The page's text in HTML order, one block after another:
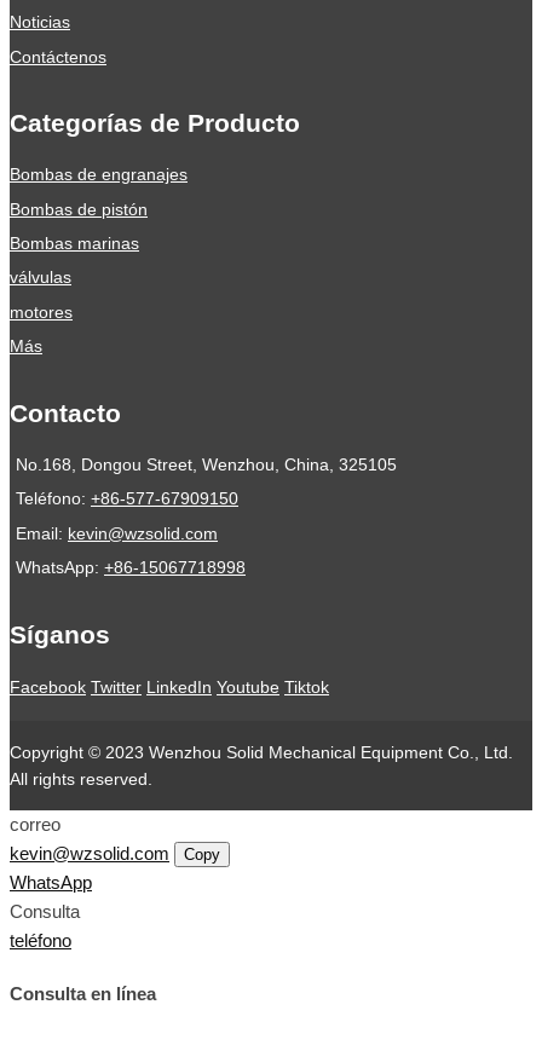
Noticias
Contáctenos
Categorías de Producto
Bombas de engranajes
Bombas de pistón
Bombas marinas
válvulas
motores
Más
Contacto
No.168, Dongou Street, Wenzhou, China, 325105
Teléfono: +86-577-67909150
Email: kevin@wzsolid.com
WhatsApp: +86-15067718998
Síganos
Facebook Twitter LinkedIn Youtube Tiktok
Copyright © 2023 Wenzhou Solid Mechanical Equipment Co., Ltd.
All rights reserved.
correo
kevin@wzsolid.com
Copy
WhatsApp
Consulta
teléfono
Consulta en línea